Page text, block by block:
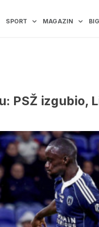
SPORT MAGAZIN
PSŽ izgubio,